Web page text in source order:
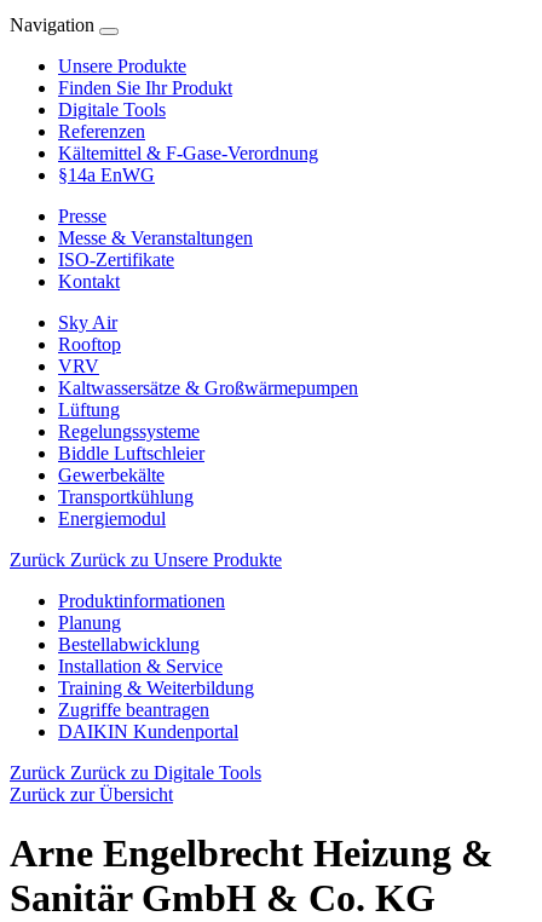
Navigation
Unsere Produkte
Finden Sie Ihr Produkt
Digitale Tools
Referenzen
Kältemittel & F-Gase-Verordnung
§14a EnWG
Presse
Messe & Veranstaltungen
ISO-Zertifikate
Kontakt
Sky Air
Rooftop
VRV
Kaltwassersätze & Großwärmepumpen
Lüftung
Regelungssysteme
Biddle Luftschleier
Gewerbekälte
Transportkühlung
Energiemodul
Zurück Zurück zu Unsere Produkte
Produktinformationen
Planung
Bestellabwicklung
Installation & Service
Training & Weiterbildung
Zugriffe beantragen
DAIKIN Kundenportal
Zurück Zurück zu Digitale Tools
Zurück zur Übersicht
Arne Engelbrecht Heizung &
Sanitär GmbH & Co. KG